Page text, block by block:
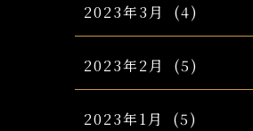
2023年3月 (4)
2023年2月 (5)
2023年1月 (5)